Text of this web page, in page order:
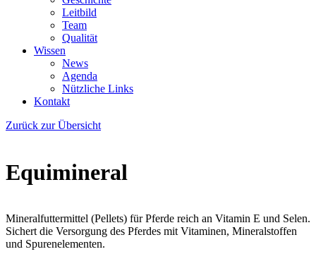
Leitbild
Team
Qualität
Wissen
News
Agenda
Nützliche Links
Kontakt
Zurück zur Übersicht
Equimineral
Mineralfuttermittel (Pellets) für Pferde reich an Vitamin E und Selen.
Sichert die Versorgung des Pferdes mit Vitaminen, Mineralstoffen
und Spurenelementen.